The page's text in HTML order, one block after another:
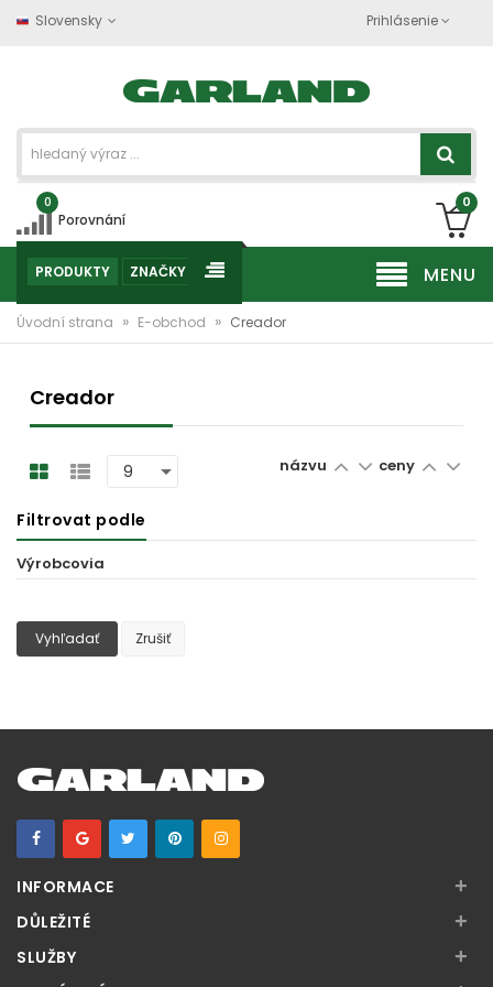
Slovensky Prihlásenie
0
Porovnání
0
MENU
PRODUKTY ZNAČKY
Úvodní strana » E-obchod » Creador
Creador
názvu ceny
Filtrovat podle
Výrobcovia
Vyhľadať Zrušiť
INFORMACE +
DŮLEŽITÉ +
SLUŽBY +